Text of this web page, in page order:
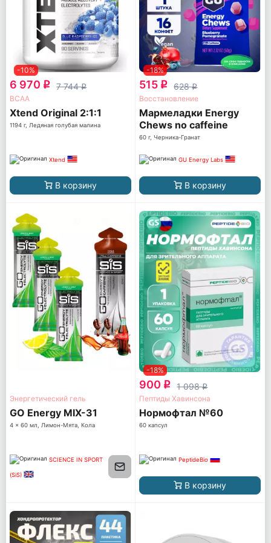
-10%
6 970 q 7 744q
ВСАА
Xtend Original 2:1:1
1194 г, Ледяная голубая малина
Xtend
В корзину
-18%
515 q 628q
Восстановление
Мармеладки Energy
Chews no caffeine
60 г, Черника-Гранат
GU Energy Labs
В корзину
Энергетический гель
GO Energy MIX-31
4 x 60 мл, Лимон-Мята, Кола
SCIENCE IN SPORT
(SiS)
-18%
900 q 1 098q
Пептиды Хавинсона
Нормофтал №60
60 капсул
PeptideBio
В корзину